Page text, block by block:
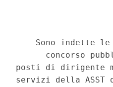
Sono indette
concorso
posti di dirigente
servizi della ASST